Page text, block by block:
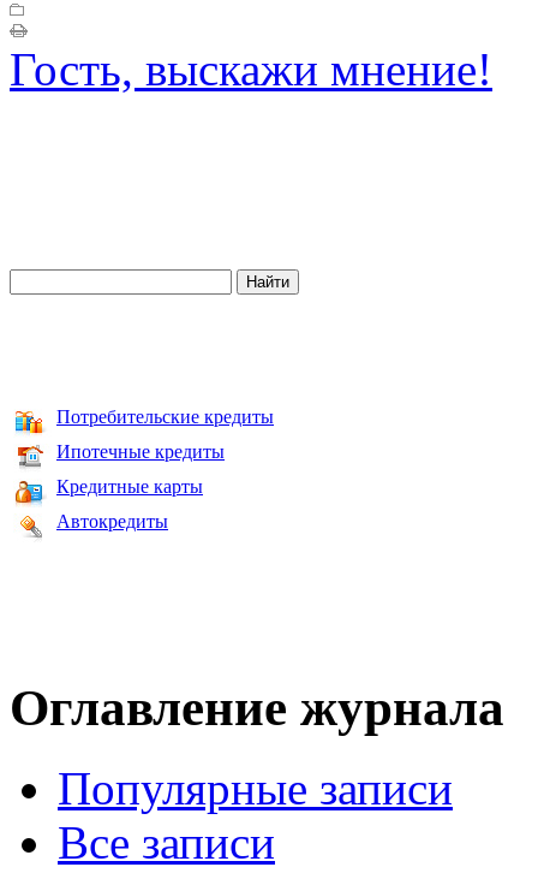
Гость, выскажи мнение!
Потребительские кредиты
Ипотечные кредиты
Кредитные карты
Автокредиты
Оглавление журнала
Популярные записи
Все записи